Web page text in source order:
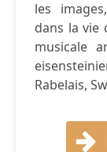
les
dans la vie
musicale
Rabelais,